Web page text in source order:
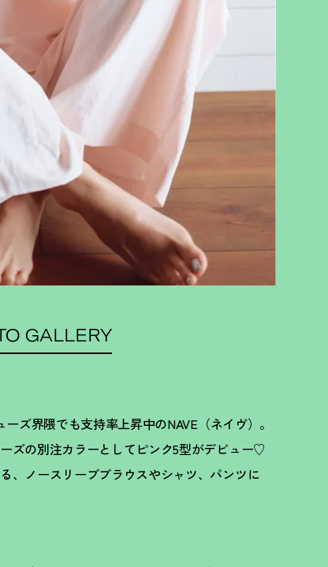
GALLERY
ズ界隈でも支持率上昇中のNAVE（ネイヴ）。
ズの別注カラーとしてピンク5型がデビュー♡
、ノースリーブブラウスやシャツ、パンツに